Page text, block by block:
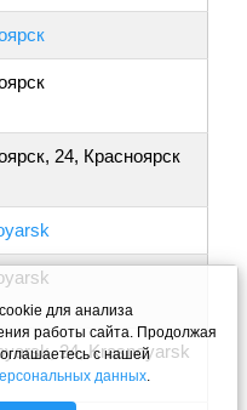
24, Красноярск
24, Krasnoyarsk
для анализа
работы сайта. Продолжая
с нашей
данных.